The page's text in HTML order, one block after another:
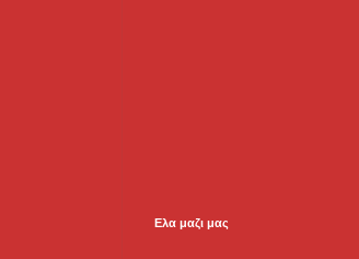
Ελα μαζι μας